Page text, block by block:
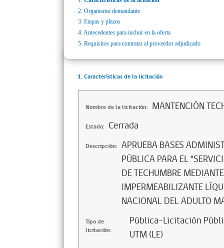
2. Organismo demandante
3. Etapas y plazos
4. Antecedentes para incluir en la oferta
5. Requisitos para contratar al proveedor adjudicado
1. Características de la licitación
Nombre de la licitación: MANTENCIÓN
Estado: Cerrada
Descripción: APRUEBA BASES
PÚBLICA PARA EL
DE TECHUMBRE
IMPERMEABILIZANTE
NACIONAL DEL ADULTO
Tipo de
licitación:
Pública-Licitación
UTM (LE)